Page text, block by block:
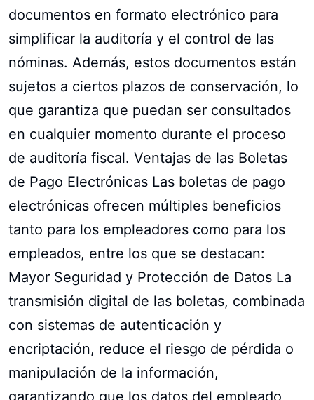
documentos en formato electrónico para
simplificar la auditoría y el control de las
nóminas. Además, estos documentos están
sujetos a ciertos plazos de conservación, lo
que garantiza que puedan ser consultados
en cualquier momento durante el proceso
de auditoría fiscal. Ventajas de las Boletas
de Pago Electrónicas Las boletas de pago
electrónicas ofrecen múltiples beneficios
tanto para los empleadores como para los
empleados, entre los que se destacan:
Mayor Seguridad y Protección de Datos La
transmisión digital de las boletas, combinada
con sistemas de autenticación y
encriptación, reduce el riesgo de pérdida o
manipulación de la información,
garantizando que los datos del empleado